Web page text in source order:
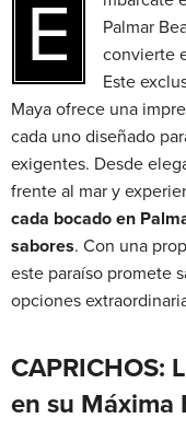
Palmar
convierte
Este
Maya ofrece una
cada uno diseñado
exigentes. Desde
frente al mar y
cada bocado en
sabores. Con una
este paraíso promete
opciones
CAPRICHOS:
en su Máxima